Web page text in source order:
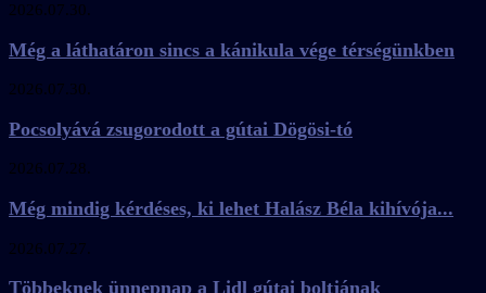
2026.07.30.
Még a láthatáron sincs a kánikula vége térségünkben
2026.07.30.
Pocsolyává zsugorodott a gútai Dögösi-tó
2026.07.28.
Még mindig kérdéses, ki lehet Halász Béla kihívója...
2026.07.27.
Többeknek ünnepnap a Lidl gútai boltjának